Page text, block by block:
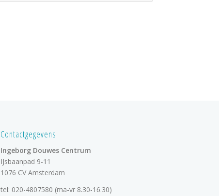
Contactgegevens
Ingeborg Douwes Centrum
IJsbaanpad 9-11
1076 CV Amsterdam
tel: 020-4807580 (ma-vr 8.30-16.30)